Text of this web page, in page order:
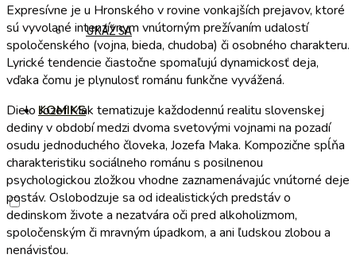
UKÁŽ SA
KOMIKS
Expresívne je u Hronského v rovine vonkajších prejavov, ktoré
sú vyvolané intenzívnym vnútorným prežívaním udalostí
spoločenského (vojna, bieda, chudoba) či osobného charakteru.
Lyrické tendencie čiastočne spomaľujú dynamickosť deja,
vďaka čomu je plynulosť románu funkčne vyvážená.
Dielo Jozef Mak tematizuje každodennú realitu slovenskej
dediny v období medzi dvoma svetovými vojnami na pozadí
osudu jednoduchého človeka, Jozefa Maka. Kompozične spĺňa
charakteristiku sociálneho románu s posilnenou
psychologickou zložkou vhodne zaznamenávajúc vnútorné deje
postáv. Oslobodzuje sa od idealistických predstáv o
dedinskom živote a nezatvára oči pred alkoholizmom,
spoločenským či mravným úpadkom, a ani ľudskou zlobou a
nenávisťou.